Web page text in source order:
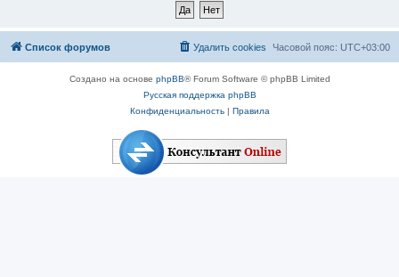
Список форумов Часовой пояс: UTC+03:00
Удалить cookies
Создано на основе phpBB® Forum Software © phpBB Limited
Русская поддержка phpBB
Конфиденциальность| Правила